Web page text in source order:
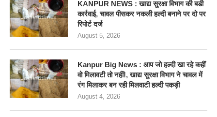
KANPUR NEWS : खाद्य सुरक्षा विभाग की बडी
कार्रवाई, चावल पीसकर नकली हल्दी बनाने पर दो पर
रिपोर्ट दर्ज
August 5, 2026
Kanpur Big News : आप जो हल्दी खा रहे कहीं
वो मिलावटी तो नहीं!, खाद्य सुरक्षा विभाग ने चावल में
रंग मिलाकर बन रही मिलवाटी हल्दी पकड़ी
August 4, 2026